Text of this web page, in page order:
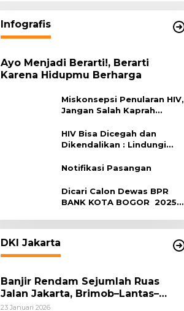
Infografis
Ayo Menjadi Berarti!, Berarti
Karena Hidupmu Berharga
Miskonsepsi Penularan HIV,
Jangan Salah Kaprah
HIV Bisa Dicegah dan
Dikendalikan : Lindungi
Notifikasi Pasangan
Dicari Calon Dewas BPR
BANK KOTA BOGOR 2025-
DKI Jakarta
Banjir Rendam Sejumlah Ruas
Jalan Jakarta, Brimob–Lantas–
Polair PMJ Bergerak Cepat, Polri
23 Januari 2026